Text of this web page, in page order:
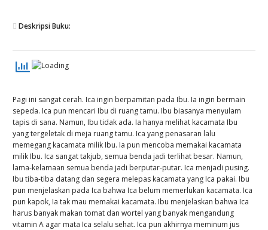
Deskripsi Buku:
Pagi ini sangat cerah. Ica ingin berpamitan pada Ibu. Ia ingin bermain
sepeda. Ica pun mencari Ibu di ruang tamu. Ibu biasanya menyulam
tapis di sana. Namun, Ibu tidak ada. Ia hanya melihat kacamata Ibu
yang tergeletak di meja ruang tamu. Ica yang penasaran lalu
memegang kacamata milik Ibu. Ia pun mencoba memakai kacamata
milik Ibu. Ica sangat takjub, semua benda jadi terlihat besar. Namun,
lama-kelamaan semua benda jadi berputar-putar. Ica menjadi pusing.
Ibu tiba-tiba datang dan segera melepas kacamata yang Ica pakai. Ibu
pun menjelaskan pada Ica bahwa Ica belum memerlukan kacamata. Ica
pun kapok, Ia tak mau memakai kacamata. Ibu menjelaskan bahwa Ica
harus banyak makan tomat dan wortel yang banyak mengandung
vitamin A agar mata Ica selalu sehat. Ica pun akhirnya meminum jus